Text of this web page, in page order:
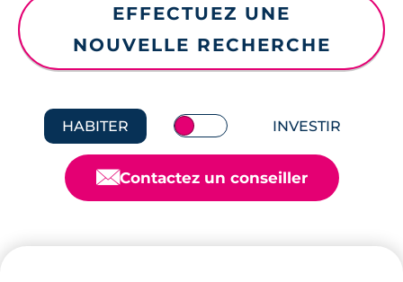
EFFECTUEZ UNE
NOUVELLE RECHERCHE
HABITER INVESTIR
📧Contactez un conseiller